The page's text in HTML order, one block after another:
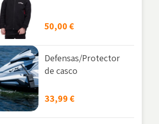
50,00€
Defensas/Protector
de casco
33,99€